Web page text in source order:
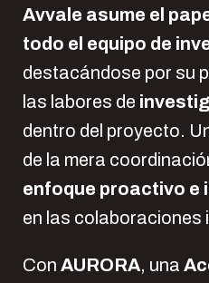
Avvale asume el
todo el equipo de
destacándose por su
las labores de
dentro del proyecto.
de la mera
enfoque proactivo e
en las colaboraciones
Con AURORA, una